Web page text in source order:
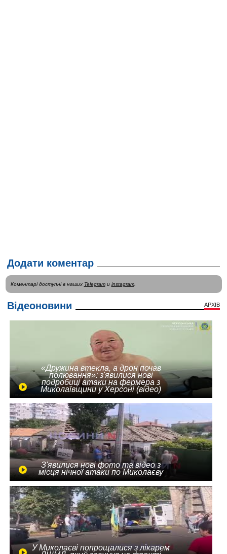
Додати коментар
Коментарі доступні в наших Telegramи instagram.
Відеоновини АРХІВ
«Дружина втекла, а дрон почав
полювання»: з'явилися нові
подробиці атаки на фермера з
Миколаївщини у Херсоні (відео)
З'явилися нові фото та відео з
місця нічної атаки по Миколаєву
У Миколаєві попрощалися з лікарем